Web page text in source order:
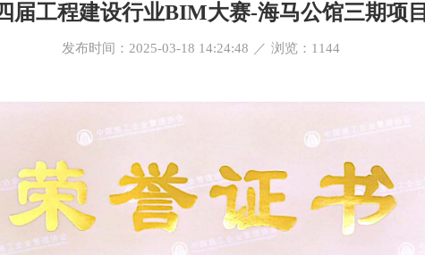
届工程建设行业BIM大赛-海马公馆三期项目
发布时间：2025-03-18 14:24:48 ／ 浏览： 1144